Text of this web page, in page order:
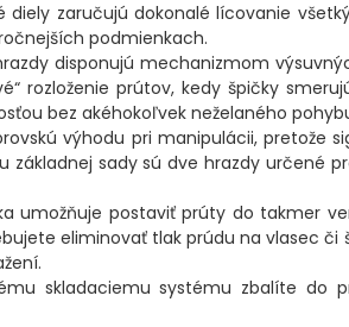
zaručujú dokonalé lícovanie
podmienkach.
disponujú mechanizmom
rozloženie prútov, kedy špičky
bez akéhokoľvek neželaného
výhodu pri manipulácii, pretože
sady sú dve hrazdy určené
umožňuje postaviť prúty do takmer
eliminovať tlak prúdu na vlasec či
skladaciemu systému zbalíte do